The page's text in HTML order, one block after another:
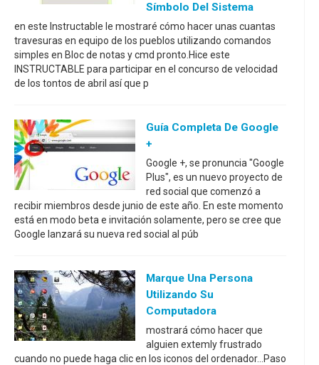
Símbolo Del Sistema
en este Instructable le mostraré cómo hacer unas cuantas
travesuras en equipo de los pueblos utilizando comandos
simples en Bloc de notas y cmd pronto.Hice este
INSTRUCTABLE para participar en el concurso de velocidad
de los tontos de abril así que p
Guía Completa De Google
+
Google +, se pronuncia "Google
Plus", es un nuevo proyecto de
red social que comenzó a
recibir miembros desde junio de este año. En este momento
está en modo beta e invitación solamente, pero se cree que
Google lanzará su nueva red social al púb
Marque Una Persona
Utilizando Su
Computadora
mostrará cómo hacer que
alguien extemly frustrado
cuando no puede haga clic en los iconos del ordenador...Paso